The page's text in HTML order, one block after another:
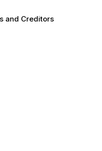
and Creditors